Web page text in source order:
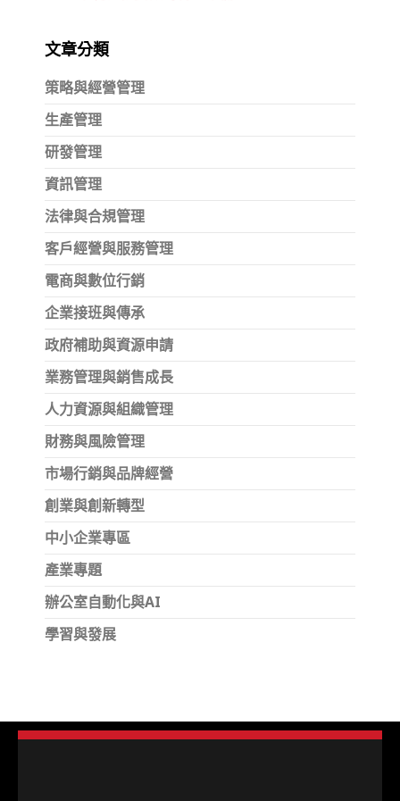
文章分類
策略與經營管理
生產管理
研發管理
資訊管理
法律與合規管理
客戶經營與服務管理
電商與數位行銷
企業接班與傳承
政府補助與資源申請
業務管理與銷售成長
人力資源與組織管理
財務與風險管理
市場行銷與品牌經營
創業與創新轉型
中小企業專區
產業專題
辦公室自動化與AI
學習與發展